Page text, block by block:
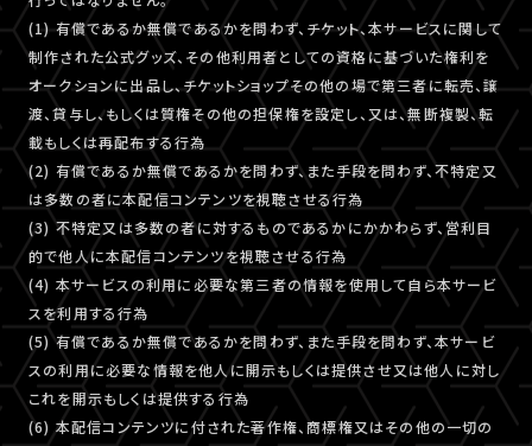
(1) 有償であるか無償であるかを問わず、チケット、本サービスに関して
制作された公式グッズ、その他利用者としての資格に基づいた権利を
オークションに出品し、チケットショップその他の場で第三者に転売、譲
渡、貸与し、もしくは質権その他の担保権を設定し、又は、無断複製、転
載もしくは再配布する行為
(2) 有償であるか無償であるかを問わず、また手段を問わず、不特定又
は多数の者に本配信コンテンツを視聴させる行為
(3) 不特定又は多数の者に対するものであるかにかかわらず、営利目
的で他人に本配信コンテンツを視聴させる行為
(4) 本サービスの利用に必要な第三者の情報を使用して自ら本サービ
スを利用する行為
(5) 有償であるか無償であるかを問わず、また手段を問わず、本サービ
スの利用に必要な情報を他人に開示もしくは提供させ又は他人に対し
これを開示もしくは提供する行為
(6) 本配信コンテンツに付された著作権、商標権又はその他の一切の